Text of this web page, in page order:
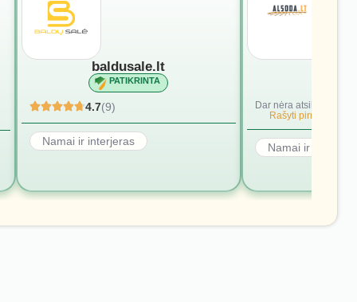
baldusale.lt
PATIKRINTA
4.7(9)
Namai ir interjeras
Dar nėra atsiliepimų.
Rašyti pirmąjį.
Namai ir